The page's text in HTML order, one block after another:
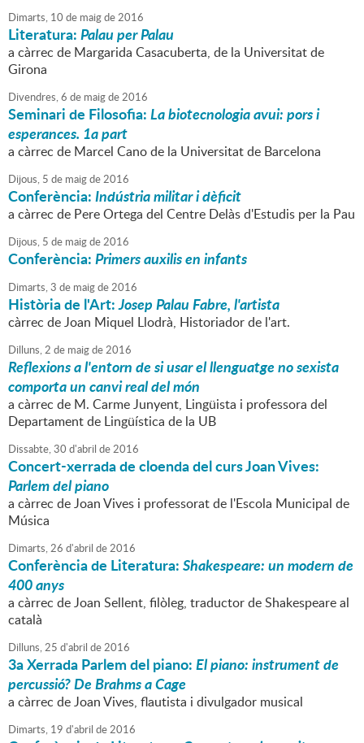
Dimarts, 10 de maigde2016
Literatura:Palau per Palau
a càrrec de Margarida Casacuberta, de la Universitat de
Girona
Divendres,6 de maigde2016
Seminari de Filosofia:La biotecnologia avui: pors i
esperances. 1a part
a càrrec de Marcel Cano de la Universitat de Barcelona
Dijous, 5 de maigde2016
Conferència:Indústria militar i dèficit
a càrrec de Pere Ortega del Centre Delàs d'Estudis per la Pau
Dijous, 5 de maigde2016
Conferència:Primers auxilis en infants
Dimarts,3 de maigde2016
Història de l'Art:Josep Palau Fabre, l'artista
càrrec de Joan Miquel Llodrà, Historiador de l'art.
Dilluns,2 de maigde2016
Reflexions a l'entorn de si usar el llenguatge no sexista
comporta un canvi real del món
a càrrec de M. Carme Junyent, Lingüista i professora del
Departament de Lingüística de la UB
Dissabte,30 d'abril de2016
Concert-xerrada de cloenda del curs Joan Vives:
Parlem del piano
a càrrec de Joan Vives i professorat de l'Escola Municipal de
Música
Dimarts,26 d'abril de2016
Conferència de Literatura:Shakespeare: un modern de
400 anys
a càrrec de Joan Sellent, filòleg, traductor de Shakespeare al
català
Dilluns,25 d'abril de2016
3a XerradaParlem del piano:El piano: instrument de
percussió? De Brahms a Cage
a càrrec de Joan Vives, flautista i divulgador musical
Dimarts, 19 d'abril de2016